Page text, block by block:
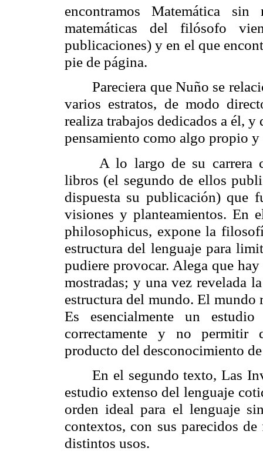
encontramos Matemática sin
matemáticas del filósofo
publicaciones) y en el que
pie de página.
Pareciera que Nuño se
varios estratos, de modo
realiza trabajos dedicados a él,
pensamiento como algo propio y
A lo largo de su carrera
libros (el segundo de ellos
dispuesta su publicación) que
visiones y planteamientos. En
philosophicus, expone la
estructura del lenguaje para
pudiere provocar. Alega que
mostradas; y una vez revelada
estructura del mundo. El mundo
Es esencialmente un
correctamente y no permitir
producto del desconocimiento
En el segundo texto, Las
estudio extenso del lenguaje
orden ideal para el lenguaje
contextos, con sus parecidos
distintos usos.